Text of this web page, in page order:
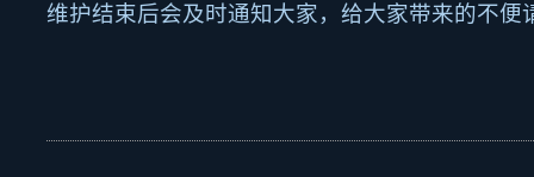
维护结束后会及时通知大家，给大家带来的不便